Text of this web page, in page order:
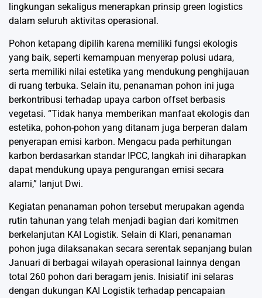
lingkungan sekaligus menerapkan prinsip green logistics
dalam seluruh aktivitas operasional.
Pohon ketapang dipilih karena memiliki fungsi ekologis
yang baik, seperti kemampuan menyerap polusi udara,
serta memiliki nilai estetika yang mendukung penghijauan
di ruang terbuka. Selain itu, penanaman pohon ini juga
berkontribusi terhadap upaya carbon offset berbasis
vegetasi. “Tidak hanya memberikan manfaat ekologis dan
estetika, pohon-pohon yang ditanam juga berperan dalam
penyerapan emisi karbon. Mengacu pada perhitungan
karbon berdasarkan standar IPCC, langkah ini diharapkan
dapat mendukung upaya pengurangan emisi secara
alami,” lanjut Dwi.
Kegiatan penanaman pohon tersebut merupakan agenda
rutin tahunan yang telah menjadi bagian dari komitmen
berkelanjutan KAI Logistik. Selain di Klari, penanaman
pohon juga dilaksanakan secara serentak sepanjang bulan
Januari di berbagai wilayah operasional lainnya dengan
total 260 pohon dari beragam jenis. Inisiatif ini selaras
dengan dukungan KAI Logistik terhadap pencapaian